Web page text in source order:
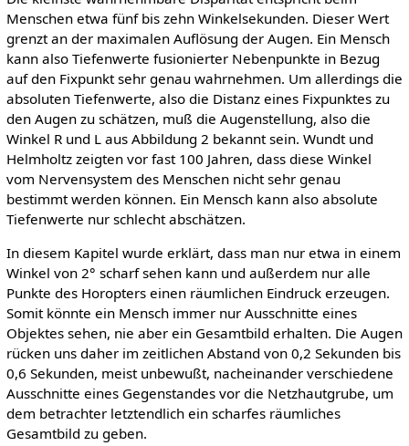
Menschen etwa fünf bis zehn Winkelsekunden. Dieser Wert
grenzt an der maximalen Auflösung der Augen. Ein Mensch
kann also Tiefenwerte fusionierter Nebenpunkte in Bezug
auf den Fixpunkt sehr genau wahrnehmen. Um allerdings die
absoluten Tiefenwerte, also die Distanz eines Fixpunktes zu
den Augen zu schätzen, muß die Augenstellung, also die
Winkel R und L aus Abbildung 2 bekannt sein. Wundt und
Helmholtz zeigten vor fast 100 Jahren, dass diese Winkel
vom Nervensystem des Menschen nicht sehr genau
bestimmt werden können. Ein Mensch kann also absolute
Tiefenwerte nur schlecht abschätzen.
In diesem Kapitel wurde erklärt, dass man nur etwa in einem
Winkel von 2° scharf sehen kann und außerdem nur alle
Punkte des Horopters einen räumlichen Eindruck erzeugen.
Somit könnte ein Mensch immer nur Ausschnitte eines
Objektes sehen, nie aber ein Gesamtbild erhalten. Die Augen
rücken uns daher im zeitlichen Abstand von 0,2 Sekunden bis
0,6 Sekunden, meist unbewußt, nacheinander verschiedene
Ausschnitte eines Gegenstandes vor die Netzhautgrube, um
dem betrachter letztendlich ein scharfes räumliches
Gesamtbild zu geben.